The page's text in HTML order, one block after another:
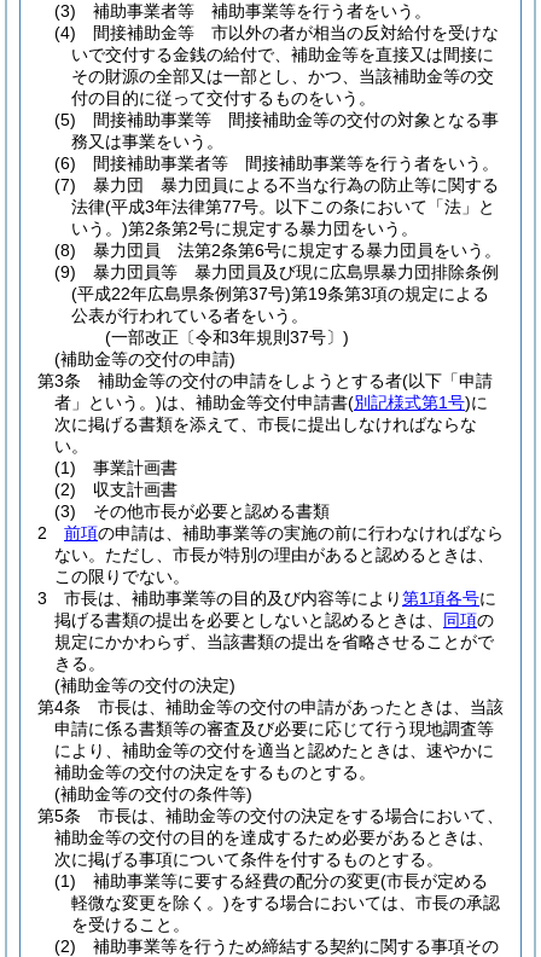
(3)
補助事業者等 補助事業等を行う者をいう。
(4)
間接補助金等 市以外の者が相当の反対給付を受けな
いで交付する金銭の給付で、補助金等を直接又は間接に
その財源の全部又は一部とし、かつ、当該補助金等の交
付の目的に従って交付するものをいう。
(5)
間接補助事業等 間接補助金等の交付の対象となる事
務又は事業をいう。
(6)
間接補助事業者等 間接補助事業等を行う者をいう。
(7)
暴力団 暴力団員による不当な行為の防止等に関する
法律(平成3年法律第77号。以下この条において「法」と
いう。)第2条第2号に規定する暴力団をいう。
(8)
暴力団員 法第2条第6号に規定する暴力団員をいう。
(9)
暴力団員等 暴力団員及び現に広島県暴力団排除条例
(平成22年広島県条例第37号)第19条第3項の規定による
公表が行われている者をいう。
(一部改正〔令和3年規則37号〕)
(補助金等の交付の申請)
第3条
補助金等の交付の申請をしようとする者(以下「申請
者」という。)は、補助金等交付申請書(別記様式第1号)に
次に掲げる書類を添えて、市長に提出しなければならな
い。
(1)
事業計画書
(2)
収支計画書
(3)
その他市長が必要と認める書類
2
前項の申請は、補助事業等の実施の前に行わなければなら
ない。 ただし、市長が特別の理由があると認めるときは、
この限りでない。
3
市長は、補助事業等の目的及び内容等により第1項各号に
掲げる書類の提出を必要としないと認めるときは、 同項の
規定にかかわらず、当該書類の提出を省略させることがで
きる。
(補助金等の交付の決定)
第4条
市長は、補助金等の交付の申請があったときは、当該
申請に係る書類等の審査及び必要に応じて行う現地調査等
により、補助金等の交付を適当と認めたときは、速やかに
補助金等の交付の決定をするものとする。
(補助金等の交付の条件等)
第5条
市長は、補助金等の交付の決定をする場合において、
補助金等の交付の目的を達成するため必要があるときは、
次に掲げる事項について条件を付するものとする。
(1)
補助事業等に要する経費の配分の変更(市長が定める
軽微な変更を除く。)をする場合においては、市長の承認
を受けること。
(2)
補助事業等を行うため締結する契約に関する事項その